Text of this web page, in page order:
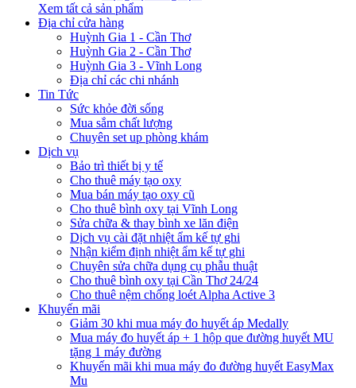
Xem tất cả sản phẩm
Địa chỉ cửa hàng
Huỳnh Gia 1 - Cần Thơ
Huỳnh Gia 2 - Cần Thơ
Huỳnh Gia 3 - Vĩnh Long
Địa chỉ các chi nhánh
Tin Tức
Sức khỏe đời sống
Mua sắm chất lượng
Chuyên set up phòng khám
Dịch vụ
Bảo trì thiết bị y tế
Cho thuê máy tạo oxy
Mua bán máy tạo oxy cũ
Cho thuê bình oxy tại Vĩnh Long
Sửa chữa & thay bình xe lăn điện
Dịch vụ cài đặt nhiệt ẩm kế tự ghi
Nhận kiểm định nhiệt ẩm kế tự ghi
Chuyên sửa chữa dụng cụ phẫu thuật
Cho thuê bình oxy tại Cần Thơ 24/24
Cho thuê nệm chống loét Alpha Active 3
Khuyến mãi
Giảm 30 khi mua máy đo huyết áp Medally
Mua máy đo huyết áp + 1 hộp que đường huyết MU
tặng 1 máy đường
Khuyến mãi khi mua máy đo đường huyết EasyMax
Mu